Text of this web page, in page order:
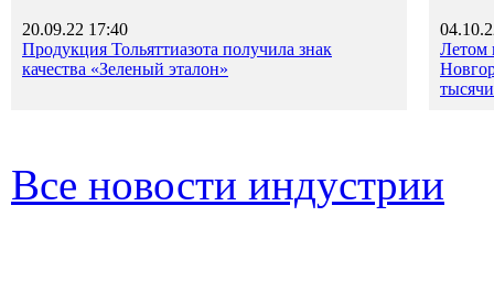
20.09.22 17:40
Продукция Тольяттиазота получила знак
качества «Зеленый эталон»
Летом
Все новости индустрии